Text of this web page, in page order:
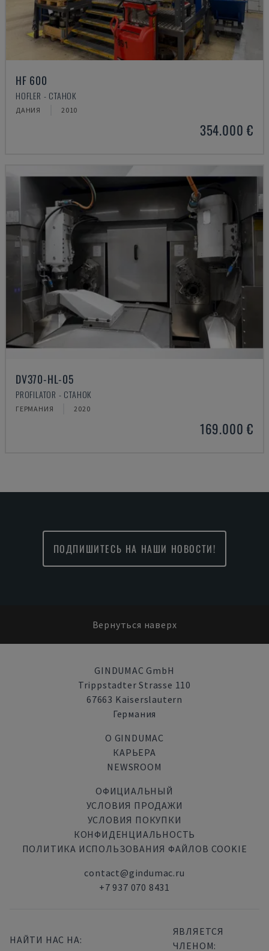
HF 600
HOFLER - СТАНОК
ДАНИЯ 2010
354.000 €
DV370-HL-05
PROFILATOR - СТАНОК
ГЕРМАНИЯ 2020
169.000 €
ПОДПИШИТЕСЬ НА НАШИ НОВОСТИ!
Вернуться наверх
GINDUMAC GmbH
Trippstadter Strasse 110
67663 Kaiserslautern
Германия
О GINDUMAC
КАРЬЕРА
NEWSROOM
ОФИЦИАЛЬНЫЙ
УСЛОВИЯ ПРОДАЖИ
УСЛОВИЯ ПОКУПКИ
КОНФИДЕНЦИАЛЬНОСТЬ
ПОЛИТИКА ИСПОЛЬЗОВАНИЯ ФАЙЛОВ COOKIE
contact@gindumac.ru
+7 937 070 8431
НАЙТИ НАС НА:
ЯВЛЯЕТСЯ
ЧЛЕНОМ: